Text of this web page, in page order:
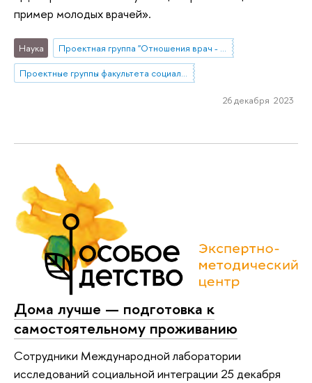
пример молодых врачей».
Наука
Проектная группа "Отношения врач - медицинская сестра - пациент: между профессиональной властью и полномочиями потребителей медицинских услуг"
Проектные группы факультета социальных наук
26 декабря 2023
Дома лучше — подготовка к
самостоятельному проживанию
Сотрудники Международной лаборатории
исследований социальной интеграции 25 декабря